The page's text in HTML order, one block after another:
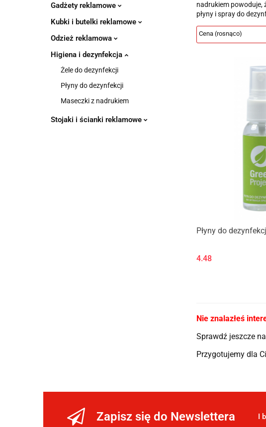
Gadżety reklamowe
Kubki i butelki reklamowe
Odzież reklamowa
Higiena i dezynfekcja
Żele do dezynfekcji
Płyny do dezynfekcji
Maseczki z nadrukiem
Stojaki i ścianki reklamowe
nadrukiem powoduje,
płyny i spray do
Płyny do
4.48
Nie znalazłeś
Sprawdź jeszcze
Przygotujemy dla
Zapisz się do Newslettera I